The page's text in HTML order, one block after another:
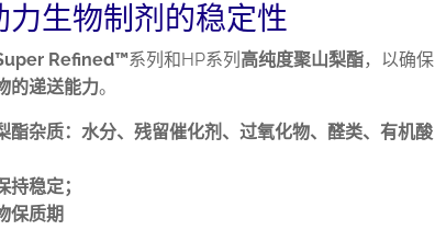
力生物制剂的稳定性
Refined™系列和HP系列 高纯度聚山梨酯，以确保
的递送能力。
酯杂质：水分、残留催化剂、过氧化物、醛类、有机酸
稳定；
保质期